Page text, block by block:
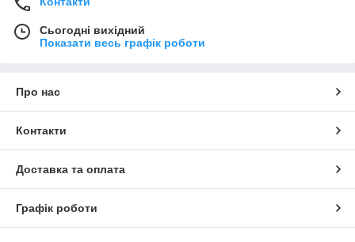
Сьогодні вихідний
Показати весь графік роботи
Про нас
Контакти
Доставка та оплата
Графік роботи